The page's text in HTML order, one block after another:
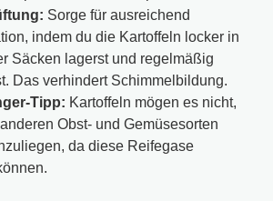
Sorge für ausreichend
indem du die Kartoffeln locker in
Säcken lagerst und regelmäßig
Das verhindert Schimmelbildung.
Tipp: Kartoffeln mögen es nicht,
Obst- und Gemüsesorten
da diese Reifegase